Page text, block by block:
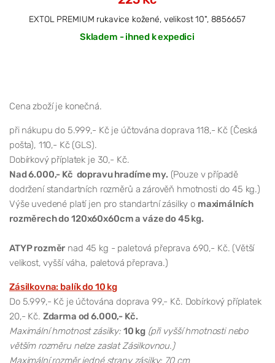
EXTOL PREMIUM rukavice kožené, velikost 10", 8856657
Skladem - ihned k expedici
Cena zboží je konečná.
při nákupu do 5.999,- Kč je účtována doprava 118,- Kč (Česká
pošta), 110,- Kč (GLS).
Dobírkový příplatek je 30,- Kč.
Nad 6.000,- Kč dopravu hradíme my. (Pouze v případě
dodržení standartních rozměrů a zárověň hmotnosti do 45 kg.)
Výše uvedené platí jen pro standartní zásilky o maximálních
rozměrech do 120x60x60cm a váze do 45 kg.
ATYP rozměr nad 45 kg - paletová přeprava 690,- Kč. (Větší
velikost, vyšší váha, paletová přeprava.)
Zásilkovna: balík do 10 kg
Do 5.999,- Kč je účtována doprava 99,- Kč. Dobírkový příplatek
20,- Kč. Zdarma od 6.000,- Kč.
Maximální hmotnost zásilky: 10 kg (při vyšší hmotnosti nebo
větším rozměru nelze zaslat Zásilkovnou.)
Maximální rozměr jedné strany zásilky: 70 cm